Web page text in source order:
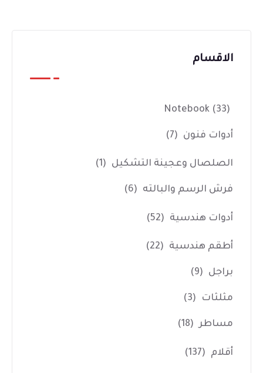
الاقسام
Notebook (33)
أدوات فنون (7)
الصلصال وعجينة التشكيل (1)
فرش الرسم والبالته (6)
أدوات هندسية (52)
أطقم هندسية (22)
براجل (9)
مثلثات (3)
مساطر (18)
أقلام (137)